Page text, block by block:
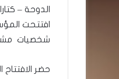
الدوحة –
شخصيات مشهورة
حضر